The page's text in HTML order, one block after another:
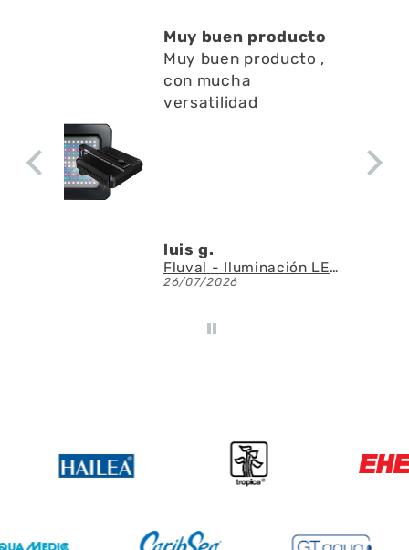
Está muy bien ayuda
a limpiar residuos
en l
Está muy bien ayuda
a limpiar residuos en l
Denis A.G.U.
23/07/2026